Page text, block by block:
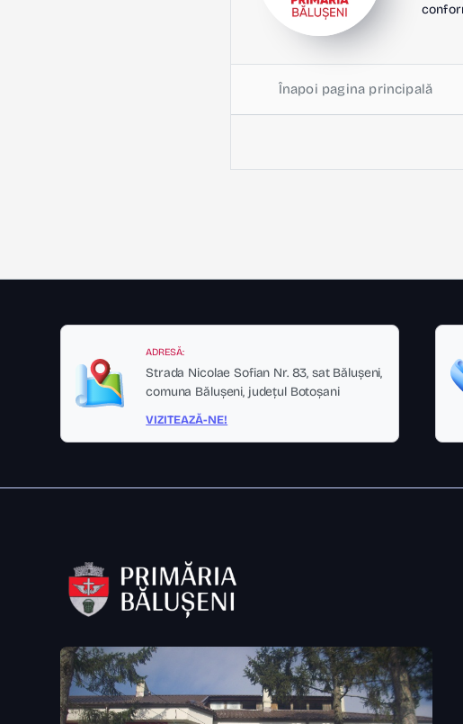
Înapoi pagina principală
ADRESĂ:
Strada Nicolae Sofian Nr. 83, sat Bălușeni,
comuna Bălușeni, județul Botoșani
VIZITEAZĂ-NE!